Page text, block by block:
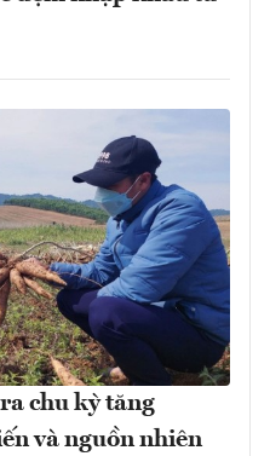
chu kỳ tăng
và nguồn nhiên